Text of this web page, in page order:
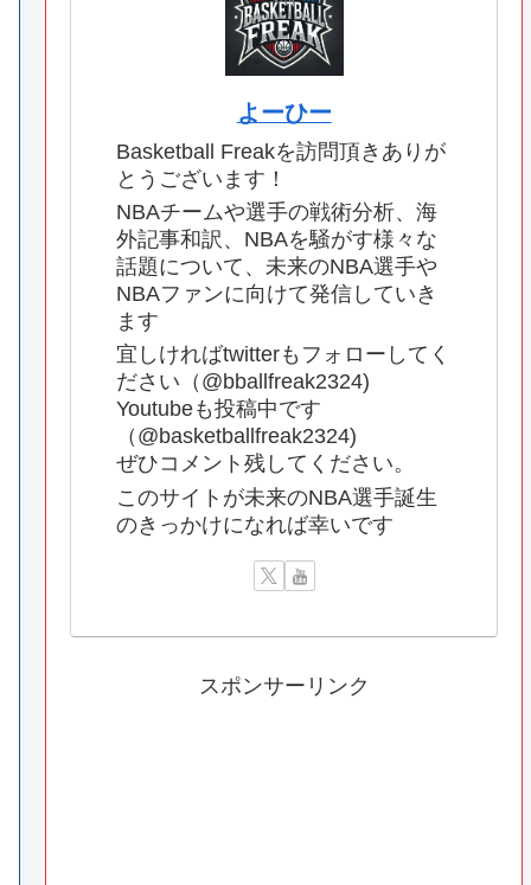
よーひー
Basketball Freakを訪問頂きありが
とうございます！
NBAチームや選手の戦術分析、海
外記事和訳、NBAを騒がす様々な
話題について、未来のNBA選手や
NBAファンに向けて発信していき
ます
宜しければtwitterもフォローしてく
ださい（@bballfreak2324)
Youtubeも投稿中です
（@basketballfreak2324)
ぜひコメント残してください。
このサイトが未来のNBA選手誕生
のきっかけになれば幸いです
スポンサーリンク